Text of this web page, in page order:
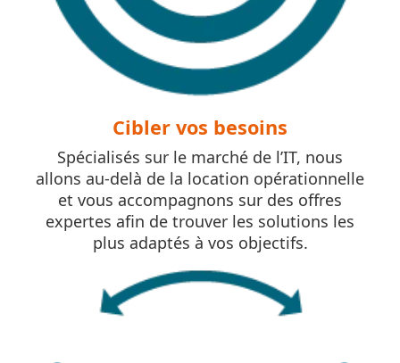
Cibler vos besoins
Spécialisés sur le marché de l’IT, nous
allons au-delà de la location opérationnelle
et vous accompagnons sur des offres
expertes afin de trouver les solutions les
plus adaptés à vos objectifs.